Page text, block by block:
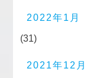
2022年1月
(31)
2021年12月